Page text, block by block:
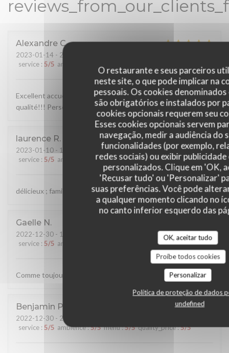
O restaurante e seus parceiros
neste site, o que pode implicar na
pessoais. Os cookies denominados
são obrigatórios e instalados por
cookies opcionais requerem seu
Esses cookies opcionais servem
navegação, medir a audiência do
funcionalidades (por exemplo,
redes sociais) ou exibir
personalizados. Clique em 'OK,
'Recusar tudo' ou 'Personalizar'
suas preferências. Você pode
a qualquer momento clicando no
no canto inferior esquerdo das
OK, aceitar tudo
Proíbe todos cookies
Personalizar
Política de proteção de dados
undefined
Alexandre C
2023-01-14 - 21:00 - guests 2
service : 5/5 ambience
Excellent accueil, nous avons très bien mangé, produits de
qualité!!! Personnel au top
laurence R
2023-01-10 - 19:30 - guests 9
service : 5/5 ambience /5 menu: 5/5 quality_price: 5/5
délicieux ; familial ; original ; très bon accueil et service
Gaelle N
2022-12-30 - 19:15 - guests 4
service : 5/5 ambience quality_price:5/5
Comme toujours, des plats et un service au top
Benjamin P
2022-12-30 - 21:15 - guests 3
service : 5/5 ambience:5/5 menu:5/5 quality_price:5/5